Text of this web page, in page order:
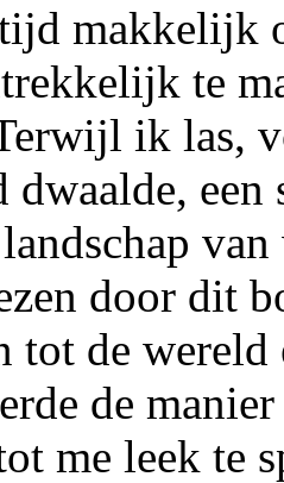
makkelijk
te
ik las,
dwaalde,
door dit
tot de
de
me leek te